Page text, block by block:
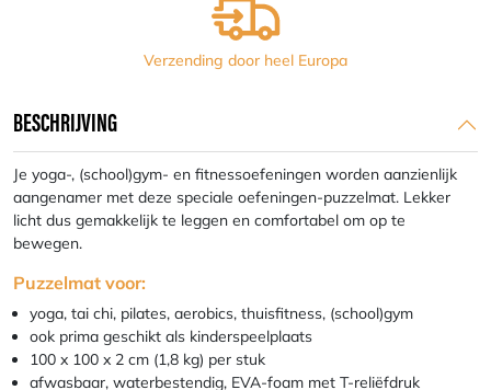
Verzending door heel Europa
BESCHRIJVING
Je yoga-, (school)gym- en fitnessoefeningen worden aanzienlijk
aangenamer met deze speciale oefeningen-puzzelmat. Lekker
licht dus gemakkelijk te leggen en comfortabel om op te
bewegen.
Puzzelmat voor:
yoga, tai chi, pilates, aerobics, thuisfitness, (school)gym
ook prima geschikt als kinderspeelplaats
100 x 100 x 2 cm (1,8 kg) per stuk
afwasbaar, waterbestendig, EVA-foam met T-reliëfdruk